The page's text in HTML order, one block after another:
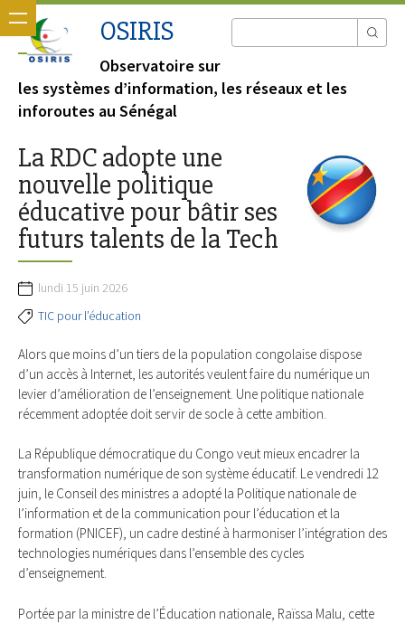
OSIRIS
Observatoire sur
les systèmes d’information, les réseaux et les
inforoutes au Sénégal
La RDC adopte une
nouvelle politique
éducative pour bâtir ses
futurs talents de la Tech
lundi 15 juin 2026
TIC pour l’éducation
Alors que moins d’un tiers de la population congolaise dispose
d’un accès à Internet, les autorités veulent faire du numérique un
levier d’amélioration de l’enseignement. Une politique nationale
récemment adoptée doit servir de socle à cette ambition.
La République démocratique du Congo veut mieux encadrer la
transformation numérique de son système éducatif. Le vendredi 12
juin, le Conseil des ministres a adopté la Politique nationale de
l’information et de la communication pour l’éducation et la
formation (PNICEF), un cadre destiné à harmoniser l’intégration des
technologies numériques dans l’ensemble des cycles
d’enseignement.
Portée par la ministre de l’Éducation nationale, Raïssa Malu, cette